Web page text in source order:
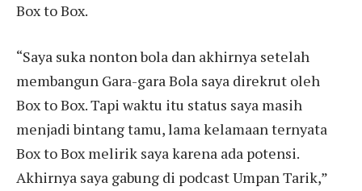
Box to Box.
“Saya suka nonton bola dan akhirnya setelah
membangun Gara-gara Bola saya direkrut oleh
Box to Box. Tapi waktu itu status saya masih
menjadi bintang tamu, lama kelamaan ternyata
Box to Box melirik saya karena ada potensi.
Akhirnya saya gabung di podcast Umpan Tarik,”